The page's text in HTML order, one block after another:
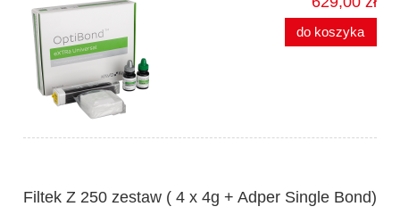
do koszyka
Filtek Z 250 zestaw ( 4 x 4g + Adper Single Bond)